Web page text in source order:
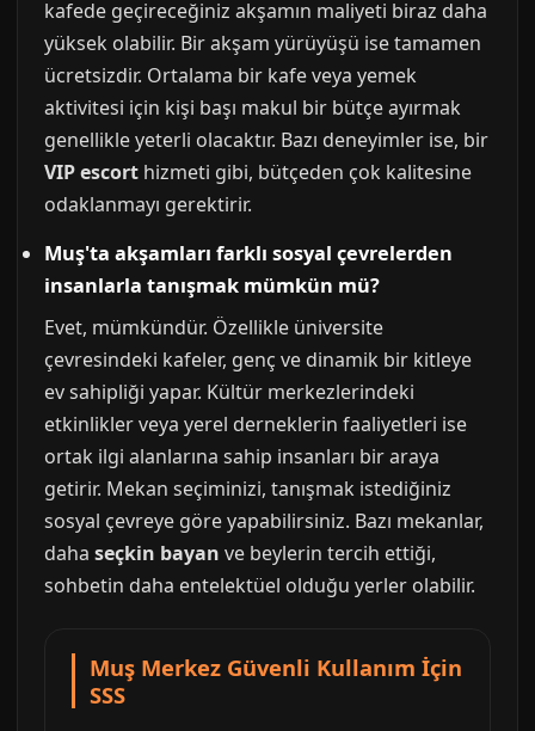
kafede geçireceğiniz akşamın maliyeti biraz daha
yüksek olabilir. Bir akşam yürüyüşü ise tamamen
ücretsizdir. Ortalama bir kafe veya yemek
aktivitesi için kişi başı makul bir bütçe ayırmak
genellikle yeterli olacaktır. Bazı deneyimler ise, bir
VIP escort hizmeti gibi, bütçeden çok kalitesine
odaklanmayı gerektirir.
Muş'ta akşamları farklı sosyal çevrelerden
insanlarla tanışmak mümkün mü?
Evet, mümkündür. Özellikle üniversite
çevresindeki kafeler, genç ve dinamik bir kitleye
ev sahipliği yapar. Kültür merkezlerindeki
etkinlikler veya yerel derneklerin faaliyetleri ise
ortak ilgi alanlarına sahip insanları bir araya
getirir. Mekan seçiminizi, tanışmak istediğiniz
sosyal çevreye göre yapabilirsiniz. Bazı mekanlar,
daha seçkin bayan ve beylerin tercih ettiği,
sohbetin daha entelektüel olduğu yerler olabilir.
Muş Merkez Güvenli Kullanım İçin
SSS